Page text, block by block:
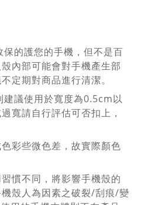
的護您的手機，但不是百
內部可能會對手機產生部
定期對商品進行清潔。
建議使用於寬度為0.5cm以
寬請自行評估可否扣上，
彩些微色差，故實際顏色
慣不同，將影響手機殼的
殼人為因素之破裂/刮痕/變